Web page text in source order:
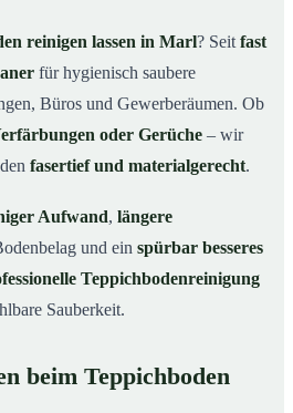
reinigen mit Mr. Cleaner in Marl?
in Marl & Umgebung
reinigen lassen in Marl? Seit fast
für hygienisch saubere
Büros und Gewerberäumen. Ob
oder Gerüche – wir
fasertief und materialgerecht.
Aufwand, längere
und ein spürbar besseres
Teppichbodenreinigung
Sauberkeit.
beim Teppichboden